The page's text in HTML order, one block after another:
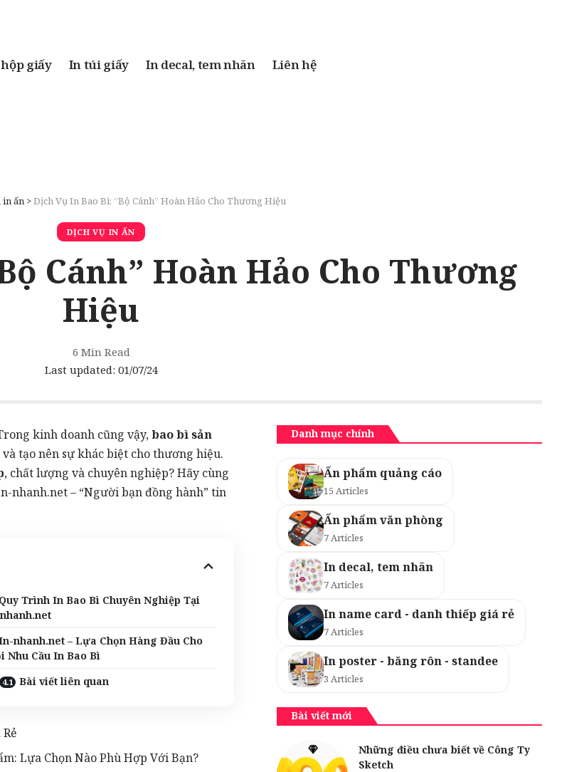
giấy In túi giấy In decal, tem nhãn Liên hệ
in ấn>Dịch Vụ In Bao Bì: “Bộ Cánh” Hoàn Hảo Cho Thương Hiệu
DỊCH VỤ IN ẤN
Cánh” Hoàn Hảo Cho Thương
Hiệu
Last updated: 01/07/24
6 Min Read
kinh doanh cũng vậy,bao bì sản
tạo nên sự khác biệt cho thương hiệu.
, chất lượng và chuyên nghiệp? Hãy cùng
nhanh.net – “Người bạn đồng hành” tin
Quy Trình In Bao Bì Chuyên Nghiệp Tại
nhanh.net – Lựa Chọn Hàng Đầu Cho
Nhu Cầu In Bao Bì
Bài viết liên quan
Lựa Chọn Nào Phù Hợp Với Bạn?
Danh mục chính
Ấn phẩm quảng cáo
15 Articles
Ấn phẩm văn phòng
7 Articles
In decal, tem nhãn
7 Articles
In name card - danh thiếp giá rẻ
7 Articles
In poster - băng rôn - standee
3 Articles
Bài viết mới
Những điều chưa biết về Công Ty
Sketch